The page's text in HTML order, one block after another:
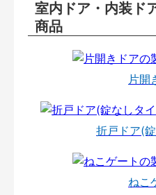
室内ドア・内装ド
商品
片開
折戸ドア(
ねこ